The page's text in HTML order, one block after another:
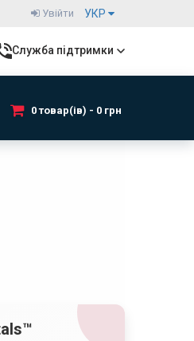
УКР
Увійти
Служба підтримки
0 товар(ів) - 0 грн